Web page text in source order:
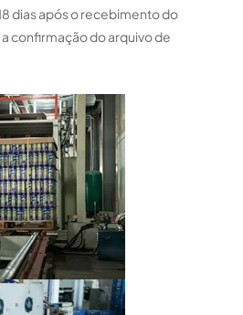
dias após o recebimento do
confirmação do arquivo de